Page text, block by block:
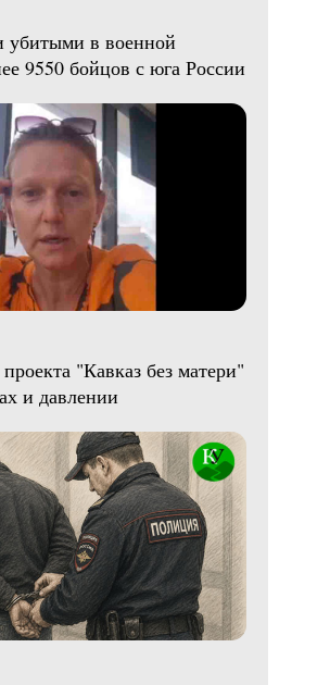
убитыми в военной
9550 бойцов с юга России
"Кавказ без матери"
и давлении